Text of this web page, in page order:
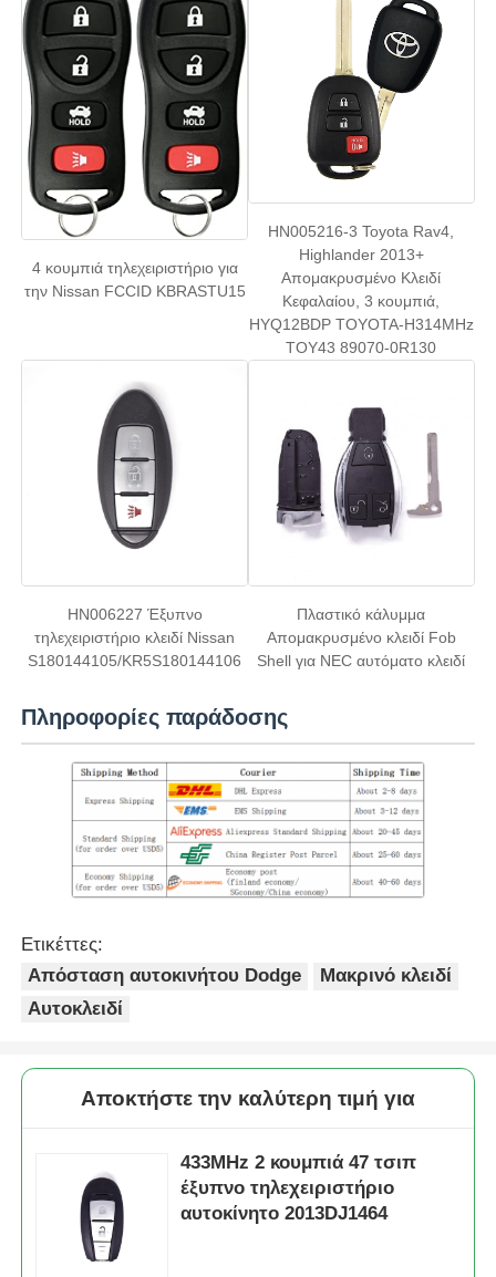
Λεπίδα κλειδιού αυτοκινήτου
Μονόγωνη μηχανή κοπής
βασικός προγραμματιστής αυτοκινήτων
Μηχανή κλειδαριού
Κλειδί KEYDIY έξυπνο
4 κουμπιά τηλεχειριστήριο για
την Nissan FCCID KBRASTU15
HN005216-3 Toyota Rav4,
Highlander 2013+
Απομακρυσμένο Κλειδί
Κεφαλαίου, 3 κουμπιά,
HYQ12BDP TOYOTA-H314MHz
TOY43 89070-0R130
HN006227 Έξυπνο
τηλεχειριστήριο κλειδί Nissan
S180144105/KR5S180144106
Πλαστικό κάλυμμα
Απομακρυσμένο κλειδί Fob
Shell για NEC αυτόματο κλειδί
Πληροφορίες παράδοσης
Ετικέττες:
Απόσταση αυτοκινήτου Dodge
Μακρινό κλειδί
Αυτοκλειδί
Αποκτήστε την καλύτερη τιμή για
433MHz 2 κουμπιά 47 τσιπ
έξυπνο τηλεχειριστήριο
αυτοκίνητο 2013DJ1464